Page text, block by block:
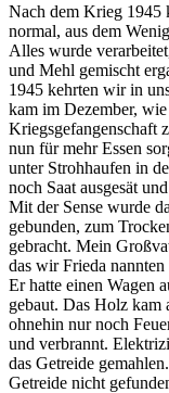
Nach dem Krieg 1945
normal, aus dem
Alles wurde
und Mehl gemischt
1945 kehrten wir in
kam im Dezember,
Kriegsgefangenschaft
nun für mehr Essen
unter Strohhaufen in
noch Saat ausgesät
Mit der Sense wurde
gebunden, zum
gebracht. Mein
das wir Frieda
Er hatte einen Wagen
gebaut. Das Holz kam
ohnehin nur noch
und verbrannt.
das Getreide
Getreide nicht